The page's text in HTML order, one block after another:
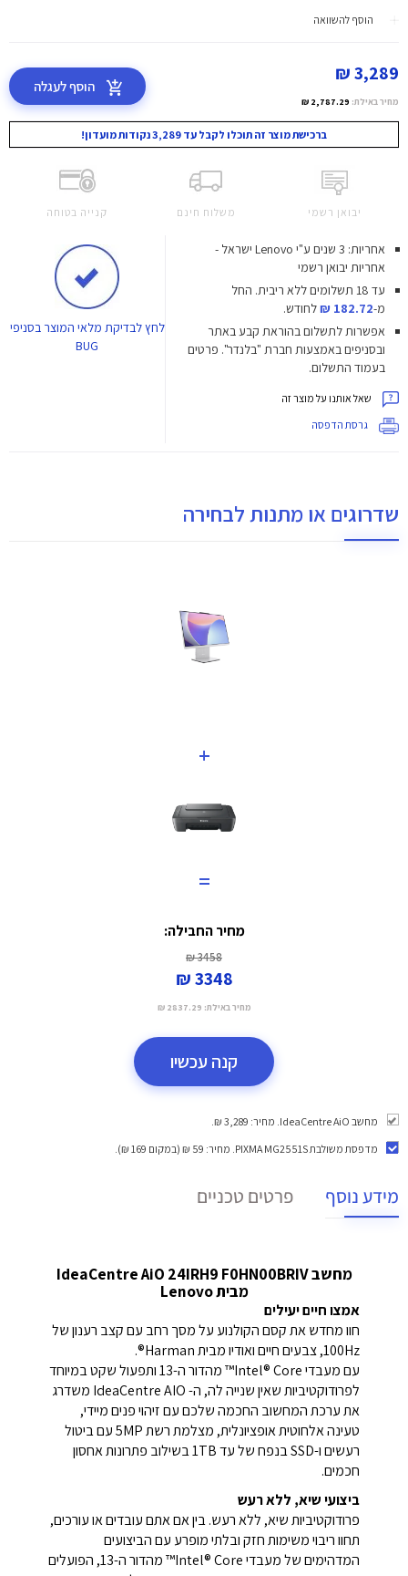
הוסף להשוואה
3,289 ₪
מחיר באילת: 2,787.29 ₪
הוסף לעגלה
ברכישת מוצר זה תוכלו לקבל עד 3,289 נקודות מועדון!
יבואן רשמי משלוח חינם קנייה בטוחה
אחריות: 3 שנים ע"י Lenovo ישראל -
אחריות יבואן רשמי
עד 18 תשלומים ללא ריבית.
החל
מ-182.72 ₪
לחודש.
אפשרות לתשלום בהוראת קבע באתר
ובסניפים באמצעות חברת "בלנדר". פרטים
בעמוד התשלום.
שאל אותנו על מוצר זה
גרסת הדפסה
לחץלבדיקת מלאי המוצר בסניפי
BUG
שדרוגים או מתנות לבחירה
+
=
מחיר החבילה:
3458 ₪
3348 ₪
מחיר באילת: 2837.29 ₪
קנה עכשיו
מחשב IdeaCentre AiO. מחיר: 3,289 ₪.
מדפסת משולבת PIXMA MG2551S
. מחיר: 59 ₪ (במקום 169 ₪).
מידע נוסף פרטים טכניים
מחשב IdeaCentre AiO 24IRH9 F0HN00BRIV
מבית Lenovo
אמצו חיים יעילים
חוו מחדש את קסם הקולנוע על מסך רחב עם קצב רענון של
100Hz, צבעים חיים ואודיו מבית Harman®.
עם מעבדי Intel® Core™ מהדור ה-13 ותפעול שקט במיוחד
לפרודוקטיביות שאין שנייה לה, ה- IdeaCentre AIO משדרג
את ערכת המחשוב החכמה שלכם עם זיהוי פנים מיידי,
טעינה אלחוטית אופציונלית, מצלמת רשת 5MP עם ביטול
רעשים ו-SSD בנפח של עד 1TB בשילוב פתרונות אחסון
חכמים.
ביצועי שיא, ללא רעש
פרודוקטיביות שיא, ללא רעש. בין אם אתם עובדים או עורכים,
תחוו ריבוי משימות חזק ובלתי מופרע עם הביצועים
המדהימים של מעבדי Intel® Core™ מהדור ה-13, הפועלים